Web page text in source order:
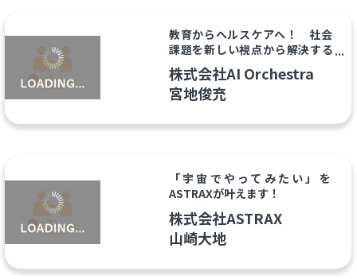
教育からヘルスケアへ！ 社会
課題を新しい視点から解決する
シリアルアントレプレナー
株式会社AI Orchestra
宮地俊充
「宇宙でやってみたい」を
ASTRAXが叶えます！
株式会社ASTRAX
山崎大地